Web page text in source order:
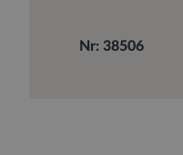
Nr: 38506